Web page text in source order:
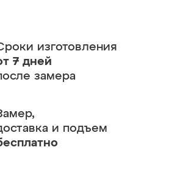
изготовления
7 дней
замера
и подъем